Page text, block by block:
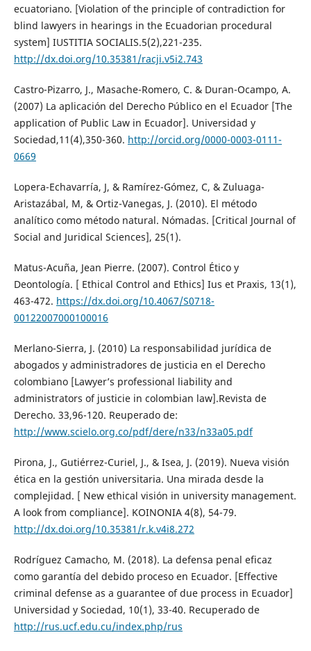
ecuatoriano. [Violation of the principle of contradiction for
blind lawyers in hearings in the Ecuadorian procedural
system] IUSTITIA SOCIALIS.5(2),221-235.
http://dx.doi.org/10.35381/racji.v5i2.743
Castro-Pizarro, J., Masache-Romero, C. & Duran-Ocampo, A.
(2007) La aplicación del Derecho Público en el Ecuador [The
application of Public Law in Ecuador]. Universidad y
Sociedad,11(4),350-360. http://orcid.org/0000-0003-0111-
0669
Lopera-Echavarría, J, & Ramírez-Gómez, C, & Zuluaga-
Aristazábal, M, & Ortiz-Vanegas, J. (2010). El método
analítico como método natural. Nómadas. [Critical Journal of
Social and Juridical Sciences], 25(1).
Matus-Acuña, Jean Pierre. (2007). Control Ético y
Deontología. [ Ethical Control and Ethics] Ius et Praxis, 13(1),
463-472. https://dx.doi.org/10.4067/S0718-
00122007000100016
Merlano-Sierra, J. (2010) La responsabilidad jurídica de
abogados y administradores de justicia en el Derecho
colombiano [Lawyer’s professional liability and
administrators of justicie in colombian law].Revista de
Derecho. 33,96-120. Reuperado de:
http://www.scielo.org.co/pdf/dere/n33/n33a05.pdf
Pirona, J., Gutiérrez-Curiel, J., & Isea, J. (2019). Nueva visión
ética en la gestión universitaria. Una mirada desde la
complejidad. [ New ethical visión in university management.
A look from compliance]. KOINONIA 4(8), 54-79.
http://dx.doi.org/10.35381/r.k.v4i8.272
Rodríguez Camacho, M. (2018). La defensa penal eficaz
como garantía del debido proceso en Ecuador. [Effective
criminal defense as a guarantee of due process in Ecuador]
Universidad y Sociedad, 10(1), 33-40. Recuperado de
http://rus.ucf.edu.cu/index.php/rus